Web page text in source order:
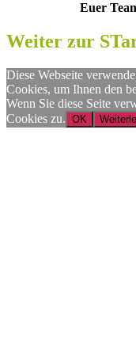
Euer
Weiter zur
Diese Webseite
Cookies, um Ihnen den
Wenn Sie diese Seite
Cookies zu. OK